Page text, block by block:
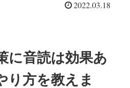
2022.03.18
に音読は効果あ
り方を教えま